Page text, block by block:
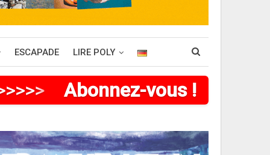
ESCAPADE LIRE POLY
>>>>> Abonnez-vous !